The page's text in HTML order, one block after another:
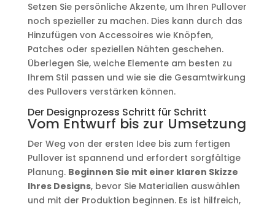
Setzen Sie persönliche Akzente, um Ihren Pullover
noch spezieller zu machen. Dies kann durch das
Hinzufügen von Accessoires wie Knöpfen,
Patches oder speziellen Nähten geschehen.
Überlegen Sie, welche Elemente am besten zu
Ihrem Stil passen und wie sie die Gesamtwirkung
des Pullovers verstärken können.
Der Designprozess Schritt für Schritt
Vom Entwurf bis zur Umsetzung
Der Weg von der ersten Idee bis zum fertigen
Pullover ist spannend und erfordert sorgfältige
Planung. Beginnen Sie mit einer klaren Skizze
Ihres Designs, bevor Sie Materialien auswählen
und mit der Produktion beginnen. Es ist hilfreich,